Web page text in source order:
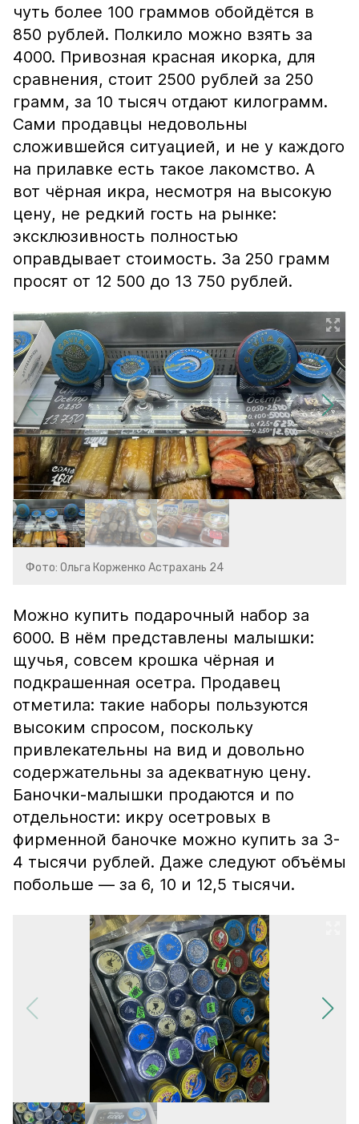
чуть более 100 граммов обойдётся в
850 рублей. Полкило можно взять за
4000. Привозная красная икорка, для
сравнения, стоит 2500 рублей за 250
грамм, за 10 тысяч отдают килограмм.
Сами продавцы недовольны
сложившейся ситуацией, и не у каждого
на прилавке есть такое лакомство. А
вот чёрная икра, несмотря на высокую
цену, не редкий гость на рынке:
эксклюзивность полностью
оправдывает стоимость. За 250 грамм
просят от 12 500 до 13 750 рублей.
Фото: Ольга Корженко Астрахань 24
Можно купить подарочный набор за
6000. В нём представлены малышки:
щучья, совсем крошка чёрная и
подкрашенная осетра. Продавец
отметила: такие наборы пользуются
высоким спросом, поскольку
привлекательны на вид и довольно
содержательны за адекватную цену.
Баночки-малышки продаются и по
отдельности: икру осетровых в
фирменной баночке можно купить за 3-
4 тысячи рублей. Даже следуют объёмы
побольше — за 6, 10 и 12,5 тысячи.